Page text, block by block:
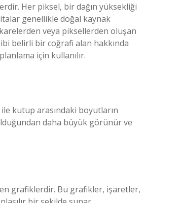
Her piksel, bir dağın yüksekliği
genellikle doğal kaynak
veya piksellerden oluşan
belirli bir coğrafi alan hakkında
için kullanılır.
kutup arasındaki boyutların
daha büyük görünür ve
grafiklerdir. Bu grafikler, işaretler,